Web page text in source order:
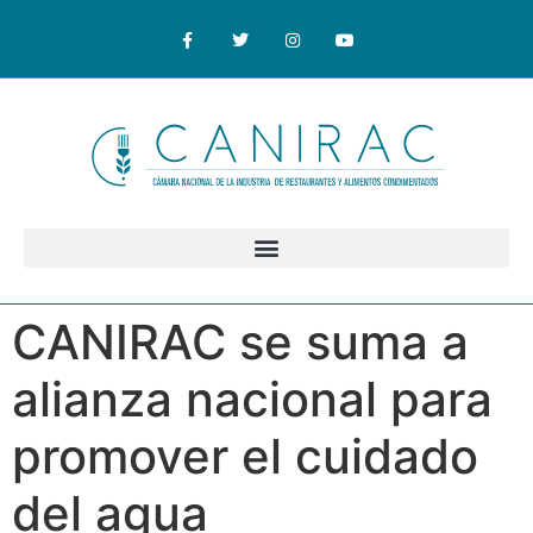
CANIRAC se suma a
alianza nacional para
promover el cuidado
del agua